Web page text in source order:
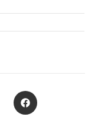
Opens
in